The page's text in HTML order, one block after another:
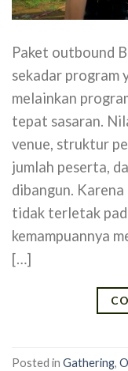
Paket outbound
sekadar program
melainkan
tepat sasaran.
venue, struktur
jumlah peserta,
dibangun.
tidak terletak
kemampuannya
[…]
Posted in Gathering,